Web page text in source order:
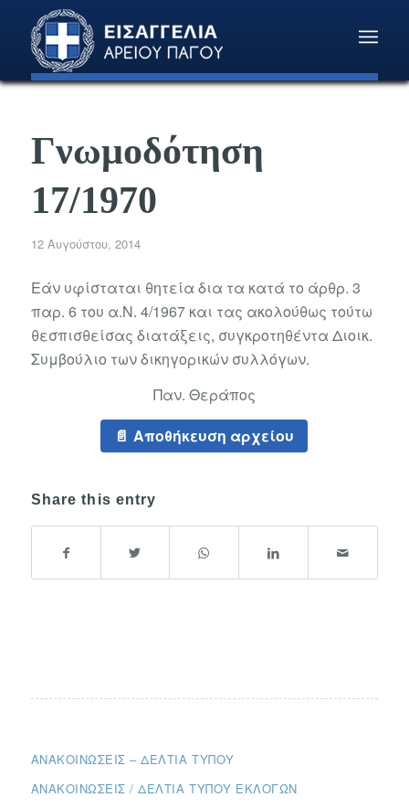
Γνωμοδότηση
17/1970
12 Αυγούστου, 2014
Εάν υφίσταται θητεία δια τα κατά το άρθρ. 3
παρ. 6 του α.Ν. 4/1967 και τας ακολούθως τούτω
θεσπισθείσας διατάξεις, συγκροτηθέντα Διοικ.
Συμβούλιο των δικηγορικών συλλόγων.
Παν. Θεράπος
Αποθήκευση αρχείου
Share this entry
ΑΝΑΚΟΙΝΏΣΕΙΣ – ΔΕΛΤΊΑ ΤΎΠΟΥ
ΑΝΑΚΟΙΝΏΣΕΙΣ / ΔΕΛΤΊΑ ΤΎΠΟΥ ΕΚΛΟΓΏΝ